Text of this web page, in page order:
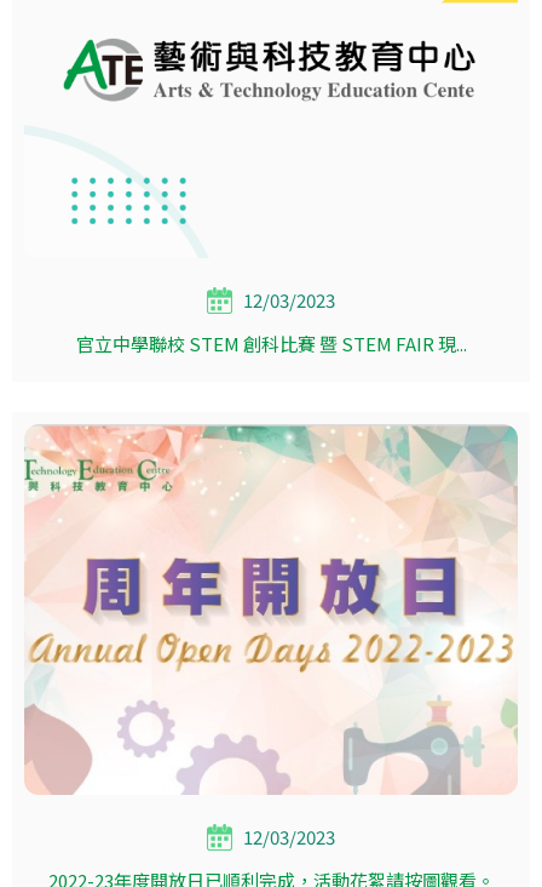
12/03/2023
官立中學聯校 STEM 創科比賽 暨 STEM FAIR 現...
12/03/2023
2022-23年度開放日已順利完成，活動花絮請按圖觀看。